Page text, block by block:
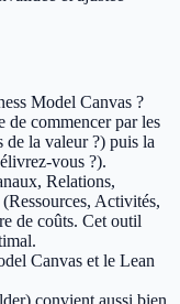
Model Canvas ?
de commencer par les
de la valeur ?) puis la
vous ?).
Relations,
Activités,
de coûts. Cet outil
Canvas et le Lean
convient aussi bien